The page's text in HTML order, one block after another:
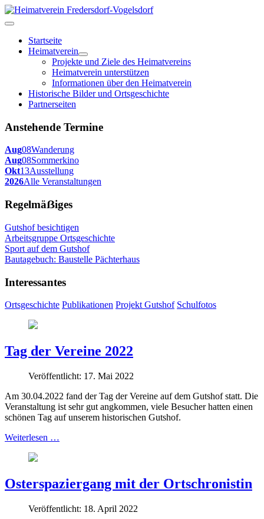
Startseite
Heimatverein
Projekte und Ziele des Heimatvereins
Heimatverein unterstützen
Informationen über den Heimatverein
Historische Bilder und Ortsgeschichte
Partnerseiten
Anstehende Termine
Aug08Wanderung
Aug08Sommerkino
Okt13Ausstellung
2026Alle Veranstaltungen
Regelmäẞiges
Gutshof besichtigen
Arbeitsgruppe Ortsgeschichte
Sport auf dem Gutshof
Bautagebuch: Baustelle Pächterhaus
Interessantes
Ortsgeschichte Publikationen Projekt Gutshof Schulfotos
Tag der Vereine 2022
Veröffentlicht: 17. Mai 2022
Am 30.04.2022 fand der Tag der Vereine auf dem Gutshof statt. Die
Veranstaltung ist sehr gut angkommen, viele Besucher hatten einen
schönen Tag auf unserem historischen Gutshof.
Weiterlesen …
Osterspaziergang mit der Ortschronistin
Veröffentlicht: 18. April 2022